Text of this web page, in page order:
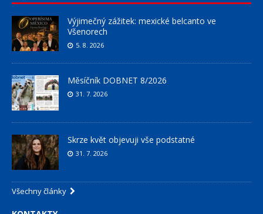
Výjimečný zážitek: mexické belcanto ve
Všenorech
5. 8. 2026
Měsíčník DOBNET 8/2026
31. 7. 2026
Skrze květ objevuji vše podstatné
31. 7. 2026
Všechny články